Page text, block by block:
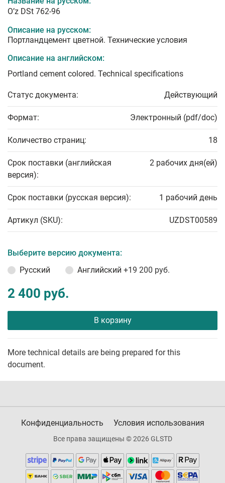
O’z DSt 762-96
Описание на русском:
Портландцемент цветной. Технические условия
Описание на английском:
Portland cement colored. Technical specifications
Статус документа: Действующий
Формат: Электронный (pdf/doc)
Количество страниц: 18
Срок поставки (английская
версия):
2 рабочих дня(ей)
Срок поставки (русская версия): 1 рабочий день
Артикул (SKU): UZDST00589
Выберите версию документа:
Русский
Английский +19 200 руб.
2 400 руб.
В корзину
More technical details are being prepared for this
document.
Конфиденциальность Условия использования
Все права защищены © 2026 GLSTD